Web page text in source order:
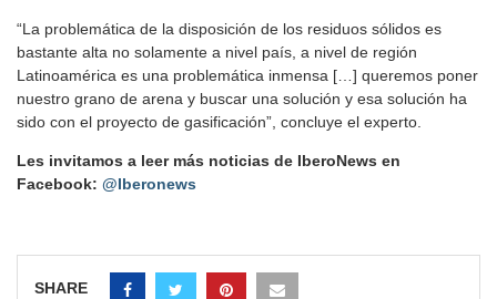
“La problemática de la disposición de los residuos sólidos es
bastante alta no solamente a nivel país, a nivel de región
Latinoamérica es una problemática inmensa […] queremos poner
nuestro grano de arena y buscar una solución y esa solución ha
sido con el proyecto de gasificación”, concluye el experto.
Les invitamos a leer más noticias de IberoNews en
Facebook: @Iberonews
SHARE